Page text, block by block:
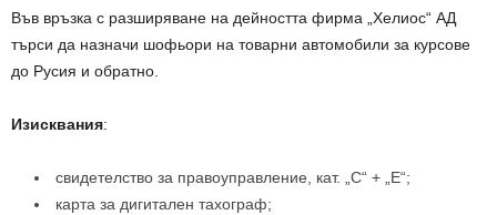
Във връзка с разширяване на дейността фирма „Хелиос“ АД
търси да назначи шофьори на товарни автомобили за курсове
до Русия и обратно.
Изисквания:
свидетелство за правоуправление, кат. „С“ + „Е“;
карта за дигитален тахограф;